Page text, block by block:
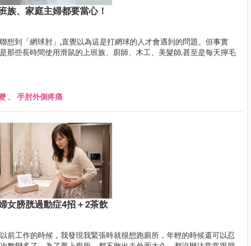
族、家庭主婦都要當心！
想到「網球肘」,直覺以為這是打網球的人才會遇到的問題。但事實
那些長時間使用滑鼠的上班族、廚師、木工、美髮師,甚至是每天擰毛
、 手肘外側疼痛
女膀胱過動症4招＋2茶飲
前工作的時候，我發現我緊張時就很想跑廁所，年輕的時候還可以忍